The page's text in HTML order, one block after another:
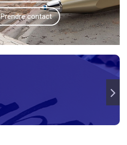
Prendre contact